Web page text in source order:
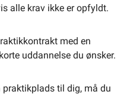
alle krav ikke er opfyldt.
med en
uddannelse du ønsker.
til dig, må du